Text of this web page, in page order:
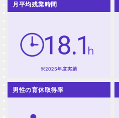
月平均残業時間
男性の育休取得率